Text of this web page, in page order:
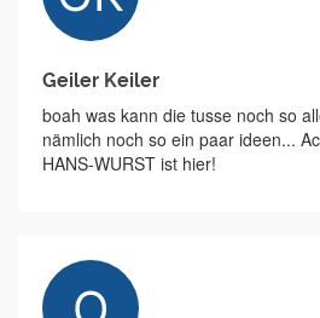
Geiler Keiler
boah was kann die tusse noch so
nämlich noch so ein paar ideen...
HANS-WURST ist hier!